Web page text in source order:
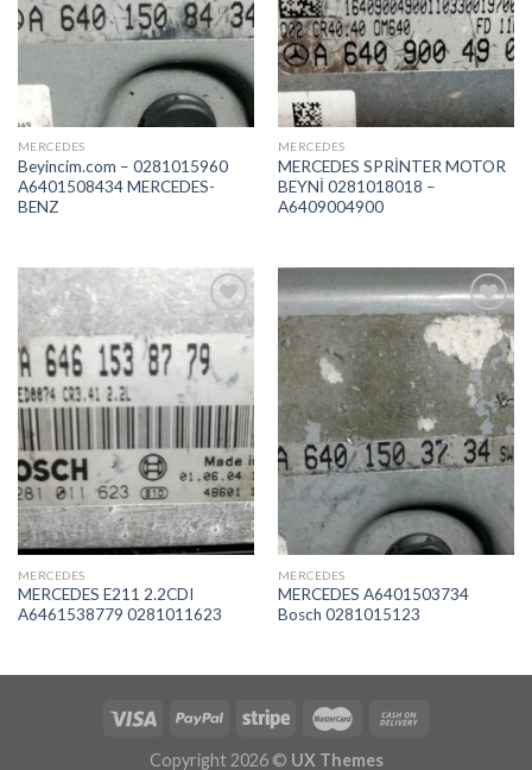
MERCEDES
Beyincim.com – 0281015960
A6401508434 MERCEDES-
BENZ
MERCEDES
MERCEDES SPRİNTER MOTOR
BEYNİ 0281018018 –
A6409004900
İstek
Listeme
Ekle
MERCEDES
MERCEDES E211 2.2CDI
A6461538779 0281011623
İstek
Listeme
Ekle
MERCEDES
MERCEDES A6401503734
Bosch 0281015123
Copyright 2026 © UX Themes